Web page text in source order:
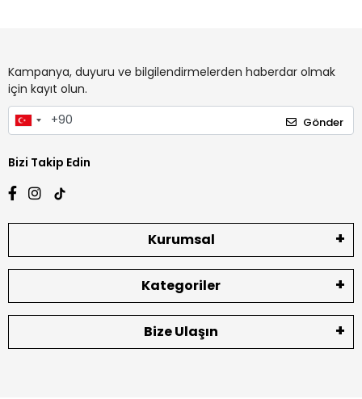
Kampanya, duyuru ve bilgilendirmelerden haberdar olmak
için kayıt olun.
Gönder
Bizi Takip Edin
Kurumsal
Kategoriler
Bize Ulaşın